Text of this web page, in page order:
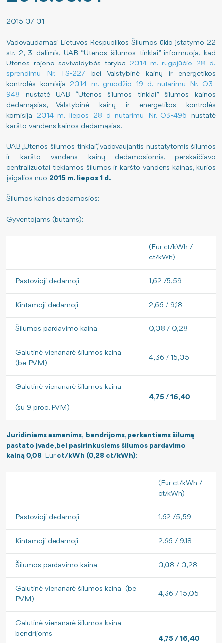
Šilumos energijos gamyba
Kuro struktūra
Išmetamas CO2 kiekis
ES finansuojami projektai
Sutartys
Energijos taupymas
Teisinė informacija
Šilumos įrenginių prie šilumos perdavimo tinklų
Šilumos supirkimas iš nepriklausomų gamintojų
Norintiems tapti vartotojais
Jūsų saugumui
Savitarnos portalo naudojimo instrukcija
Jei krizė arba karas: kaip elgtis?
Darbo užmokestis
Paskatinimai ir apdovanojimai
Finansinių ataskaitų rinkiniai
Informacija apie veiklą ir rezultatus
Lėšos veiklai viešinti
ES priemonių planas 2024-2026 m.
2015 07 01
Vadovaudamasi Lietuvos Respublikos Šilumos ūkio įstatymo 22
str. 2, 3 dalimis, UAB “Utenos šilumos tinklai” informuoja, kad
Utenos rajono savivaldybės taryba 2014 m. rugpjūčio 28 d.
sprendimu Nr. TS-227 bei Valstybinė kainų ir energetikos
kontrolės komisija 2014 m. gruodžio 19 d. nutarimu Nr. O3-
948 nustatė UAB “Utenos šilumos tinklai” šilumos kainos
dedamąsias, Valstybinė kainų ir energetikos kontrolės
komisija 2014 m. liepos 28 d nutarimu Nr. O3-496 nustatė
karšto vandens kainos dedamąsias.
UAB „Utenos šilumos tinklai“, vadovaujantis nustatytomis šilumos
ir karšto vandens kainų dedamosiomis, perskaičiavo
centralizuotai tiekiamos šilumos ir karšto vandens kainas, kurios
įsigalios nuo 2015 m. liepos 1 d.
Šilumos kainos dedamosios:
Gyventojams (butams):
(Eur ct/kWh /
ct/kWh)
Pastovioji dedamoji 1,62 /5,59
Kintamoji dedamoji 2,66 / 9,18
Šilumos pardavimo kaina 0,08 / 0,28
Galutinė vienanarė šilumos kaina
(be PVM)
4,36 / 15,05
Galutinė vienanarė šilumos kaina
(su 9 proc. PVM)
4,75 / 16,40
Juridiniams asmenims, bendrijoms, perkantiems šilumą
pastato įvade, bei pasirinkusiems šilumos pardavimo
kainą 0,08 Eurct/kWh (0,28 ct/kWh):
(Eur ct/kWh /
ct/kWh)
Pastovioji dedamoji 1,62 /5,59
Kintamoji dedamoji 2,66 / 9,18
Šilumos pardavimo kaina 0,08 / 0,28
Galutinė vienanarė šilumos kaina (be
PVM)
4,36 / 15,05
Galutinė vienanarė šilumos kaina
bendrijoms
4,75 / 16,40